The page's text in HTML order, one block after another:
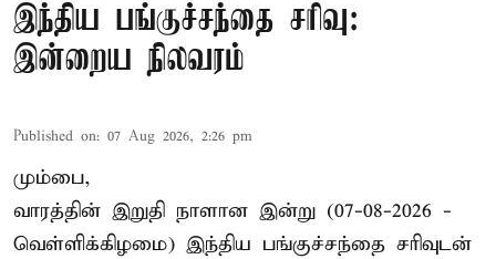
இந்திய பங்குச்சந்தை சரிவு:
இன்றைய நிலவரம்
Published on: 07 Aug 2026, 2:26 pm
மும்பை,
வாரத்தின் இறுதி நாளான இன்று (07-08-2026 -
வெள்ளிக்கிழமை) இந்திய பங்குச்சந்தை சரிவுடன்